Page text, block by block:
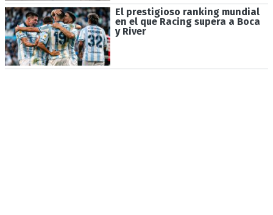
El prestigioso ranking mundial
en el que Racing supera a Boca
y River